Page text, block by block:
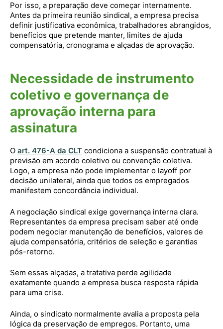
Por isso, a preparação deve começar internamente.
Antes da primeira reunião sindical, a empresa precisa
definir justificativa econômica, trabalhadores abrangidos,
benefícios que pretende manter, limites de ajuda
compensatória, cronograma e alçadas de aprovação.
Necessidade de instrumento
coletivo e governança de
aprovação interna para
assinatura
O art. 476-A da CLT condiciona a suspensão contratual à
previsão em acordo coletivo ou convenção coletiva.
Logo, a empresa não pode implementar o layoff por
decisão unilateral, ainda que todos os empregados
manifestem concordância individual.
A negociação sindical exige governança interna clara.
Representantes da empresa precisam saber até onde
podem negociar manutenção de benefícios, valores de
ajuda compensatória, critérios de seleção e garantias
pós-retorno.
Sem essas alçadas, a tratativa perde agilidade
exatamente quando a empresa busca resposta rápida
para uma crise.
Ainda, o sindicato normalmente avalia a proposta pela
lógica da preservação de empregos. Portanto, uma